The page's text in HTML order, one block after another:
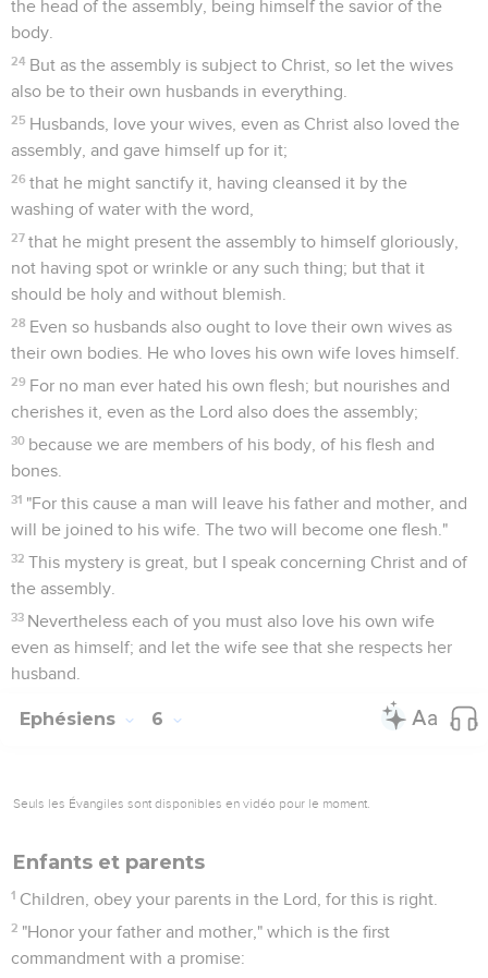
the head of the assembly, being himself the savior of the
body.
24 But as the assembly is subject to Christ, so let the wives
also be to their own husbands in everything.
25 Husbands, love your wives, even as Christ also loved the
assembly, and gave himself up for it;
26 that he might sanctify it, having cleansed it by the
washing of water with the word,
27 that he might present the assembly to himself gloriously,
not having spot or wrinkle or any such thing; but that it
should be holy and without blemish.
28 Even so husbands also ought to love their own wives as
their own bodies. He who loves his own wife loves himself.
29 For no man ever hated his own flesh; but nourishes and
cherishes it, even as the Lord also does the assembly;
30 because we are members of his body, of his flesh and
bones.
31 "For this cause a man will leave his father and mother, and
will be joined to his wife. The two will become one flesh."
32 This mystery is great, but I speak concerning Christ and of
the assembly.
33 Nevertheless each of you must also love his own wife
even as himself; and let the wife see that she respects her
husband.
Ephésiens 6
Seuls les Évangiles sont disponibles en vidéo pour le moment.
Enfants et parents
1 Children, obey your parents in the Lord, for this is right.
2 "Honor your father and mother," which is the first
commandment with a promise: